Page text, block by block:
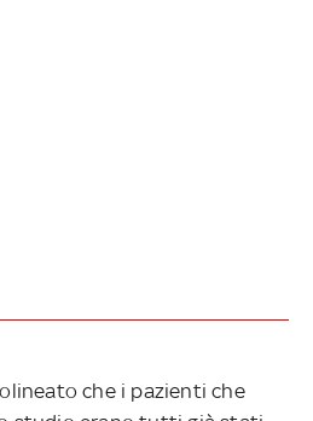
che i pazienti che